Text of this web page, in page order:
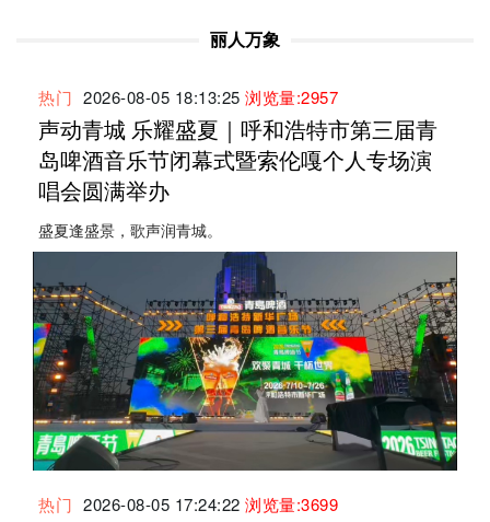
丽人万象
热门 2026-08-05 18:13:25 浏览量:2957
声动青城 乐耀盛夏｜呼和浩特市第三届青
岛啤酒音乐节闭幕式暨索伦嘎个人专场演
唱会圆满举办
盛夏逢盛景，歌声润青城。
热门 2026-08-05 17:24:22 浏览量:3699